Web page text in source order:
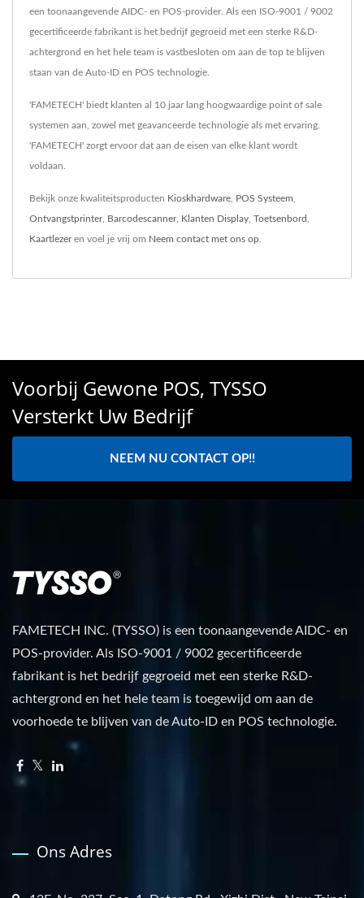
een toonaangevende AIDC- en POS-provider. Als een ISO-9001 / 9002
gecertificeerde fabrikant is het bedrijf gegroeid met een sterke R&D-
achtergrond en het hele team is vastbesloten om aan de top te blijven
staan van de Auto-ID en POS technologie.
'FAMETECH' biedt klanten al 10 jaar lang hoogwaardige point of sale
systemen aan, zowel met geavanceerde technologie als met ervaring.
'FAMETECH' zorgt ervoor dat aan de eisen van elke klant wordt
voldaan.
Bekijk onze kwaliteitsproducten Kioskhardware POS Systeem
Ontvangstprinter, Barcodescanner, Klanten Display Toetsenbord
Kaartlezeren voel je vrij om Neem contact met ons op
Voorbij Gewone POS, TYSSO
Versterkt Uw Bedrijf
NEEM NU CONTACT OP!!
FAMETECH INC. (TYSSO) is een toonaangevende AIDC- en
POS-provider. Als ISO-9001 / 9002 gecertificeerde
fabrikant is het bedrijf gegroeid met een sterke R&D-
achtergrond en het hele team is toegewijd om aan de
voorhoede te blijven van de Auto-ID en POS technologie.
Ons Adres